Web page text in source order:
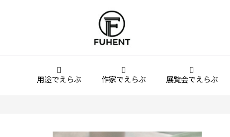
用途でえらぶ 作家でえらぶ 展覧会でえらぶ